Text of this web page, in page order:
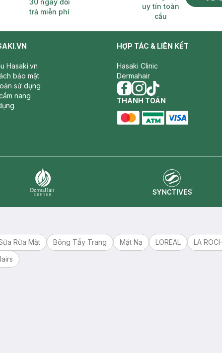
30 ngày đổi
trả miễn phí
uy tín toàn
cầu
Hasaki.vn
bảo mật
sử dụng
nang
HỢP TÁC & LIÊN KẾT
Hasaki Clinic
Dermahair
facebook
instagram
tiktok
THANH TOÁN
Rửa Mặt Bông Tẩy Trang Mặt Nạ LOREAL LA